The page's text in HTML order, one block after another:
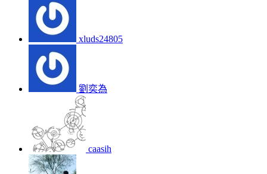
xluds24805
劉奕為
caasih